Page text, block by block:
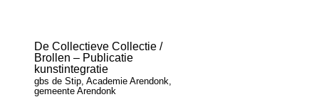
De Collectieve Collectie /
Brollen – Publicatie
kunstintegratie
gbs de Stip, Academie Arendonk,
gemeente Arendonk